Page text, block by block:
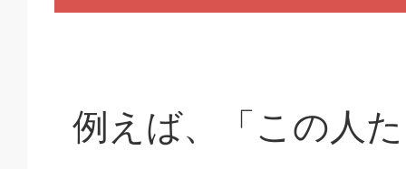
例えば、「この人